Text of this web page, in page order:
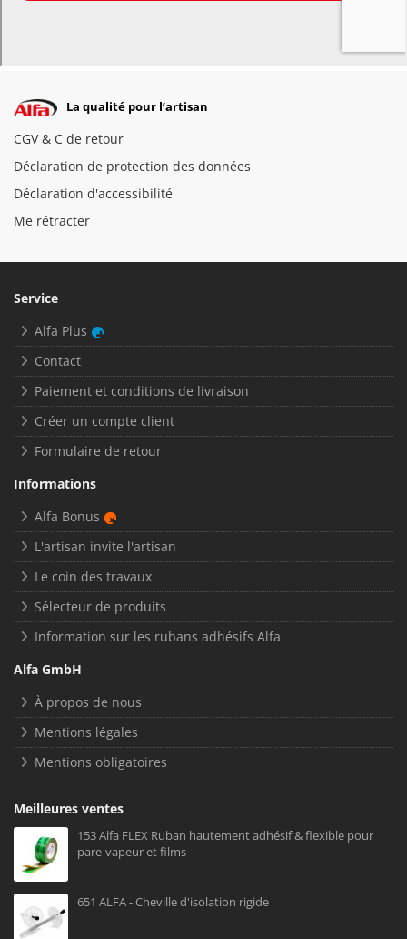
La qualité pour l’artisan
CGV & C de retour
Déclaration de protection des données
Déclaration d'accessibilité
Me rétracter
Service
Alfa Plus
Contact
Paiement et conditions de livraison
Créer un compte client
Formulaire de retour
Informations
Alfa Bonus
L'artisan invite l'artisan
Le coin des travaux
Sélecteur de produits
Information sur les rubans adhésifs Alfa
Alfa GmbH
À propos de nous
Mentions légales
Mentions obligatoires
Meilleures ventes
153 Alfa FLEX Ruban hautement adhésif & flexible pour
pare-vapeur et films
651 ALFA - Cheville d'isolation rigide